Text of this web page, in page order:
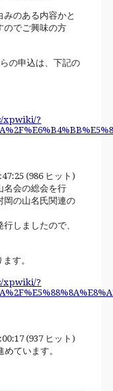
のある内容かと
のでご興味の方
の申込は、下記の
xpwiki/?
(986 ヒット)
名会の総会を行
岡の山名氏関連の
しましたので、
す。
xpwiki/?
(937 ヒット)
ています。